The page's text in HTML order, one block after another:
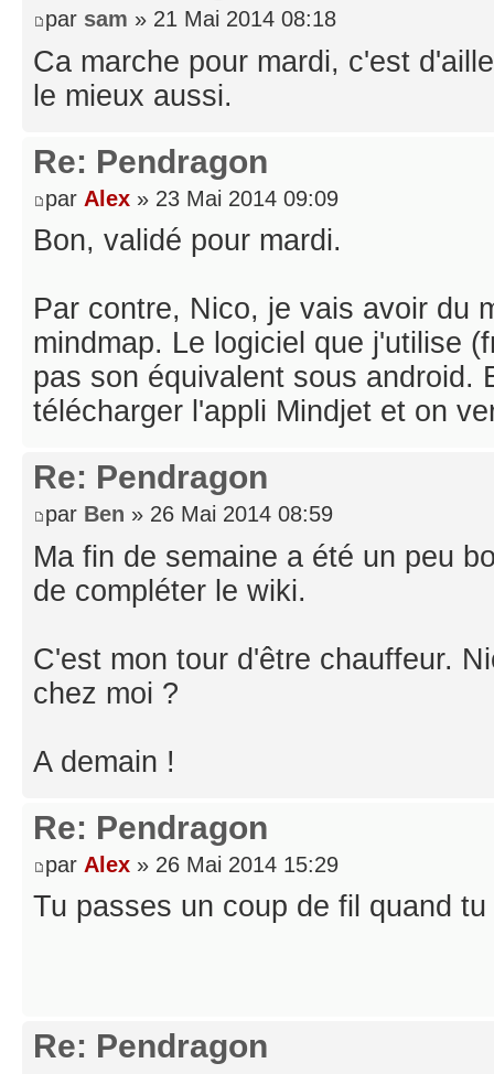
par sam » 21 Mai 2014 08:18
Ca marche pour mardi, c'est
le mieux aussi.
Re: Pendragon
par Alex » 23 Mai 2014 09:09
Bon, validé pour mardi.
Par contre, Nico, je vais avoir du
mindmap. Le logiciel que j'utilise
pas son équivalent sous android.
télécharger l'appli Mindjet et on
Re: Pendragon
par Ben » 26 Mai 2014 08:59
Ma fin de semaine a été un peu
de compléter le wiki.
C'est mon tour d'être chauffeur.
chez moi ?
A demain !
Re: Pendragon
par Alex » 26 Mai 2014 15:29
Tu passes un coup de fil quand
Re: Pendragon